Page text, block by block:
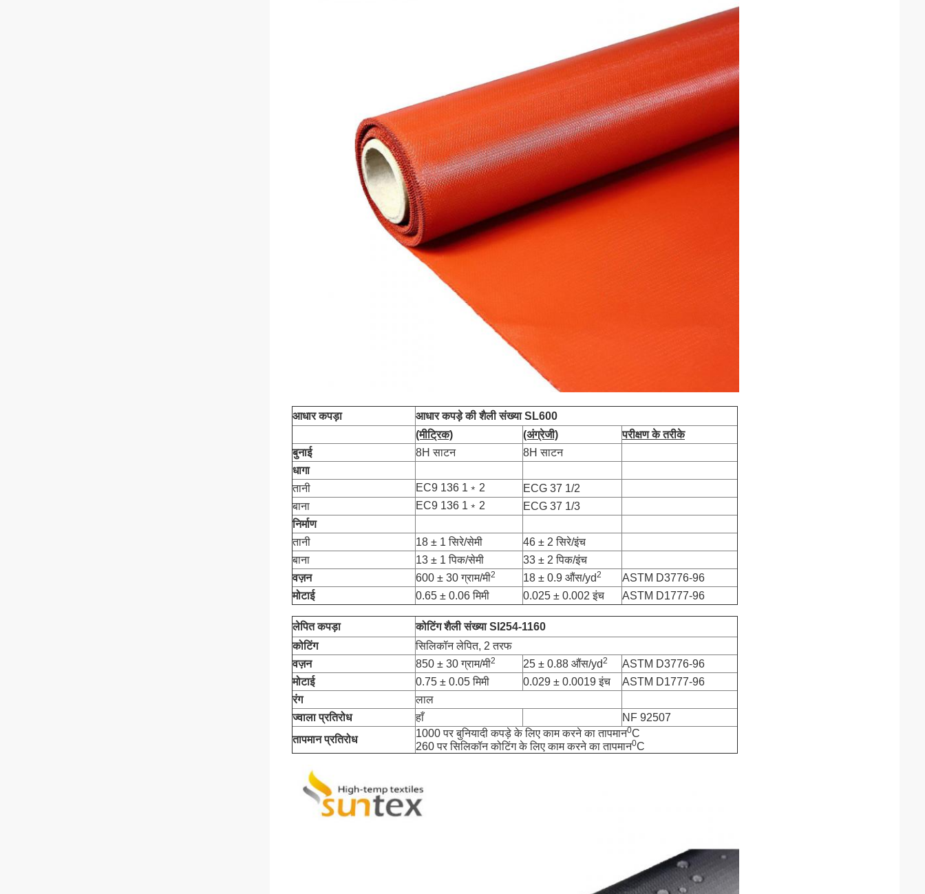
आधार कपड़ा
आधार कपड़े की शैली संख्या SL600
(मीट्रिक)
(अंग्रेजी)
परीक्षण के तरीके
बुनाई
8H साटन
8H साटन
धागा
तानी
EC9 136 1﹡2
ECG 37 1/2
बाना
EC9 136 1﹡2
ECG 37 1/3
निर्माण
तानी
18 ± 1 सिरे/सेमी
46 ± 2 सिरे/इंच
बाना
13 ± 1 पिक/सेमी
33 ± 2 पिक/इंच
वज़न
600 ± 30 ग्राम/मी2 18 ± 0.9 औंस/yd2
ASTM D3776-96
मोटाई
0.65 ± 0.06 मिमी 0.025 ± 0.002 इंच ASTM D1777-96
लेपित कपड़ा
कोटिंग शैली संख्या SI254-1160
कोटिंग
सिलिकॉन लेपित, 2 तरफ
वज़न
850 ± 30 ग्राम/मी2 25 ± 0.88 औंस/yd2
ASTM D3776-96
मोटाई
0.75 ± 0.05 मिमी 0.029 ± 0.0019 इंच
ASTM D1777-96
रंग
लाल
ज्वाला प्रतिरोध
हाँ
NF 92507
तापमान प्रतिरोध
1000 पर बुनियादी कपड़े के लिए काम करने का तापमान0C
260 पर सिलिकॉन कोटिंग के लिए काम करने का तापमान0C